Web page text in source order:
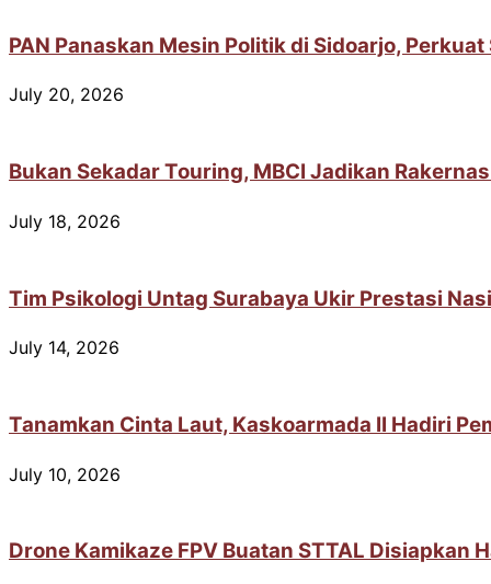
PAN Panaskan Mesin Politik di Sidoarjo,
July 20, 2026
Bukan Sekadar Touring, MBCI Jadikan
July 18, 2026
Tim Psikologi Untag Surabaya Ukir Prestasi
July 14, 2026
Tanamkan Cinta Laut, Kaskoarmada II Hadiri
July 10, 2026
Drone Kamikaze FPV Buatan STTAL Disiapkan